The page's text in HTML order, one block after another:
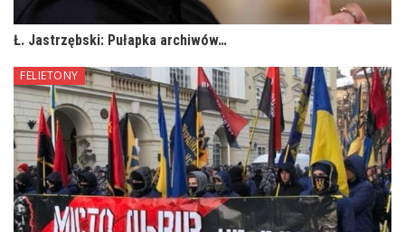
Ł. Jastrzębski: Pułapka archiwów…
FELIETONY